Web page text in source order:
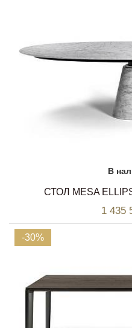
В
СТОЛ MESA
1 435
-30%